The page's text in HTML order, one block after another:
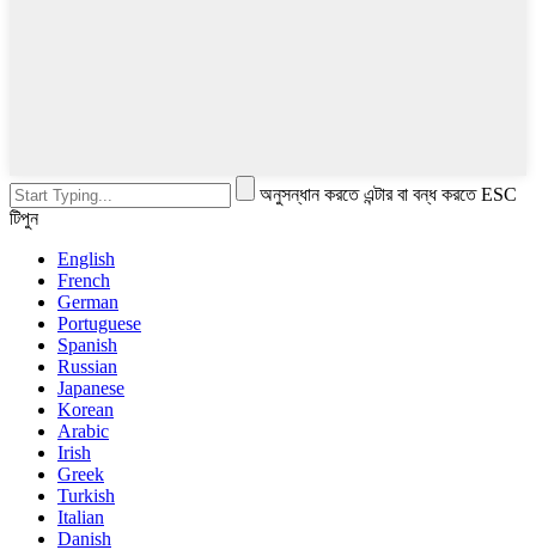
অনুসন্ধান করতে এন্টার বা বন্ধ করতে ESC
টিপুন
English
French
German
Portuguese
Spanish
Russian
Japanese
Korean
Arabic
Irish
Greek
Turkish
Italian
Danish